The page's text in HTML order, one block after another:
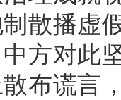
散播虚
方对此
布谎言